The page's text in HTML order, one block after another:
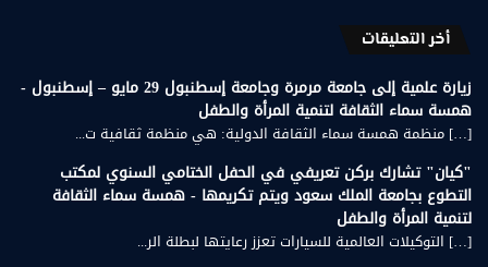
أخر التعليقات
زيارة علمية إلى جامعة مرمرة وجامعة إسطنبول 29 مايو – إسطنبول -
همسة سماء الثقافة لتنمية المرأة والطفل
[…] منظمة همسة سماء الثقافة الدولية: هي منظمة ثقافية ت...
"كيان" تشارك بركن تعريفي في الحفل الختامي السنوي لمكتب
التطوع بجامعة الملك سعود ويتم تكريمها - همسة سماء الثقافة
لتنمية المرأة والطفل
[…] التوكيلات العالمية للسيارات تعزز رعايتها لبطلة الر...